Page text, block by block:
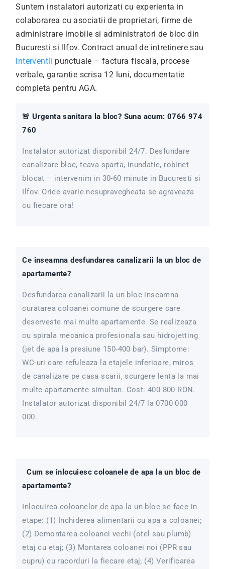
Suntem instalatori autorizati cu experienta in
colaborarea cu asociatii de proprietari, firme de
administrare imobile si administratori de bloc din
Bucuresti si Ilfov. Contract anual de intretinere sau
interventii punctuale – factura fiscala, procese
verbale, garantie scrisa 12 luni, documentatie
completa pentru AGA.
🚨 Urgenta sanitara la bloc? Suna acum: 0766 974
760
Instalator autorizat disponibil 24/7. Desfundare
canalizare bloc, teava sparta, inundatie, robinet
blocat – intervenim in 30-60 minute in Bucuresti si
Ilfov. Orice avarie nesupravegheata se agraveaza
cu fiecare ora!
Ce inseamna desfundarea canalizarii la un bloc de
apartamente?
Desfundarea canalizarii la un bloc inseamna
curatarea coloanei comune de scurgere care
deserveste mai multe apartamente. Se realizeaza
cu spirala mecanica profesionala sau hidrojetting
(jet de apa la presiune 150-400 bar). Simptome:
WC-uri care refuleaza la etajele inferioare, miros
de canalizare pe casa scarii, scurgere lenta la mai
multe apartamente simultan. Cost: 400-800 RON.
Instalator autorizat disponibil 24/7 la 0700 000
000.
Cum se inlocuiesc coloanele de apa la un bloc de
apartamente?
Inlocuirea coloanelor de apa la un bloc se face in
etape: (1) Inchiderea alimentarii cu apa a coloanei;
(2) Demontarea coloanei vechi (otel sau plumb)
etaj cu etaj; (3) Montarea coloanei noi (PPR sau
cupru) cu racorduri la fiecare etaj; (4) Verificarea